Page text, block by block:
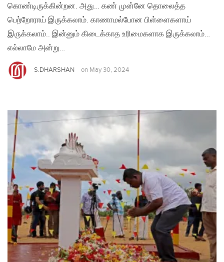
கொண்டிருக்கின்றன. அது… கண் முன்னே தொலைத்த
பெற்றோராய் இருக்கலாம். காணாமல்போன பிள்ளைகளாய்
இருக்கலாம்.. இன்னும் கிடைக்காத உரிமைகளாக இருக்கலாம்…
எல்லாமே அன்று…
S.DHARSHAN on May 30, 2024